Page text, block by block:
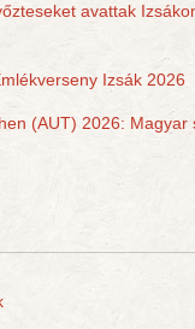
avattak
Izsák 2026
(AUT) 2026: Magyar